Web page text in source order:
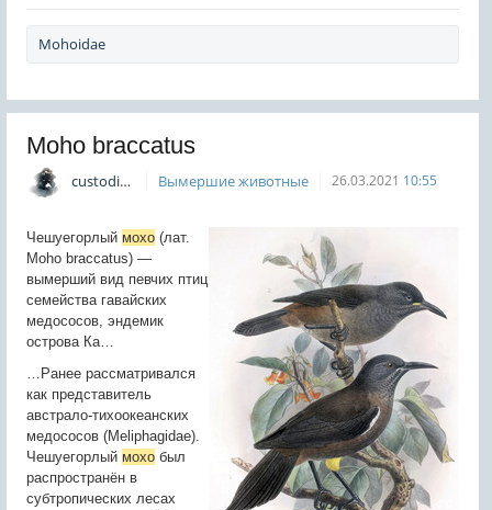
Moho braccatus
custodian Вымершие животные 26.03.2021 10:55
Чешуегорлый мохо (лат.
Moho braccatus) —
вымерший вид певчих птиц
семейства гавайских
медососов, эндемик
острова Ка…
…Ранее рассматривался
как представитель
австрало-тихоокеанских
медососов (Meliphagidae).
Чешуегорлый мохо был
распространён в
субтропических лесах